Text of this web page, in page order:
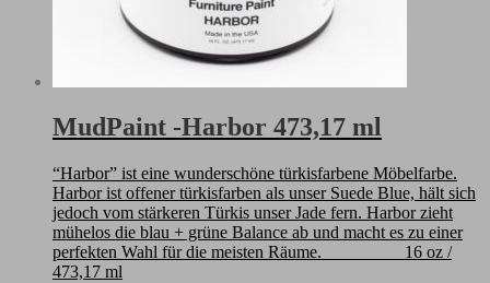
MudPaint -Harbor 473,17 ml
“Harbor” ist eine wunderschöne türkisfarbene Möbelfarbe.
Harbor ist offener türkisfarben als unser Suede Blue, hält sich
jedoch vom stärkeren Türkis unser Jade fern. Harbor zieht
mühelos die blau + grüne Balance ab und macht es zu einer
perfekten Wahl für die meisten Räume. 16 oz /
473,17 ml